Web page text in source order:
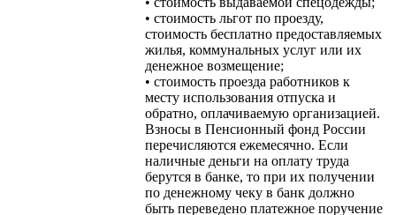
• стоимость льгот по проезду,
стоимость бесплатно предоставляемых
жилья, коммунальных услуг или их
денежное возмещение;
• стоимость проезда работников к
месту использования отпуска и
обратно, оплачиваемую организацией.
Взносы в Пенсионный фонд России
перечисляются ежемесячно. Если
наличные деньги на оплату труда
берутся в банке, то при их получении
по денежному чеку в банк должно
быть переведено платежное поручение